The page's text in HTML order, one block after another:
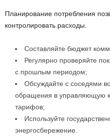
Планирование потребления
контролировать расходы.
Составляйте бюджет
Регулярно проверяйте
с прошлым периодом;
Обсуждайте с соседями
обращения в управляющую
тарифов;
Используйте
энергосбережение.